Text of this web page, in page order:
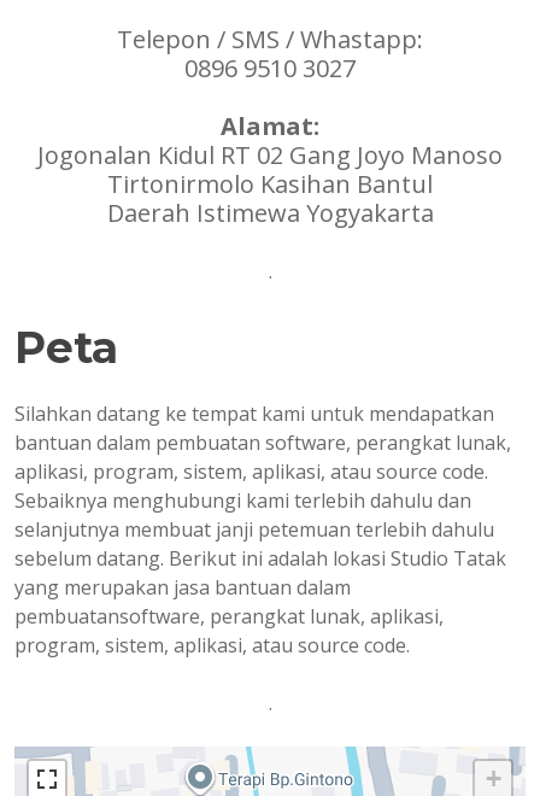
Telepon / SMS / Whastapp:
0896 9510 3027
Alamat:
Jogonalan Kidul RT 02 Gang Joyo Manoso
Tirtonirmolo Kasihan Bantul
Daerah Istimewa Yogyakarta
.
Peta
Silahkan datang ke tempat kami untuk mendapatkan
bantuan dalam pembuatan software, perangkat lunak,
aplikasi, program, sistem, aplikasi, atau source code.
Sebaiknya menghubungi kami terlebih dahulu dan
selanjutnya membuat janji petemuan terlebih dahulu
sebelum datang. Berikut ini adalah lokasi Studio Tatak
yang merupakan jasa bantuan dalam
pembuatansoftware, perangkat lunak, aplikasi,
program, sistem, aplikasi, atau source code.
.
+